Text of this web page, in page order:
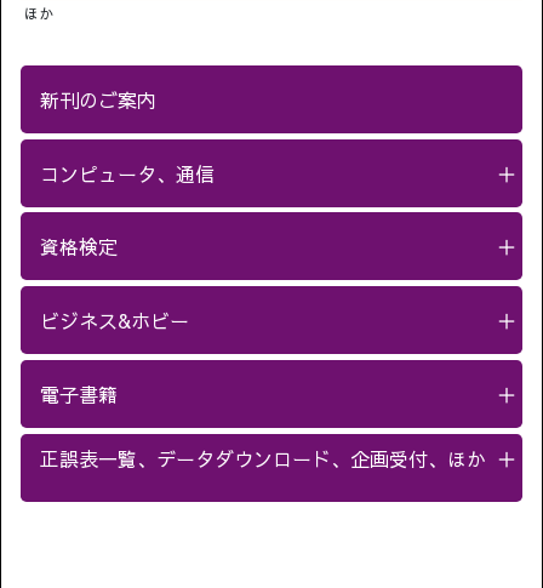
ほか
新刊のご案内
コンピュータ、通信 ＋
資格検定 ＋
ビジネス&ホビー ＋
電子書籍 ＋
正誤表一覧、データダウンロード、企画受付、ほか ＋